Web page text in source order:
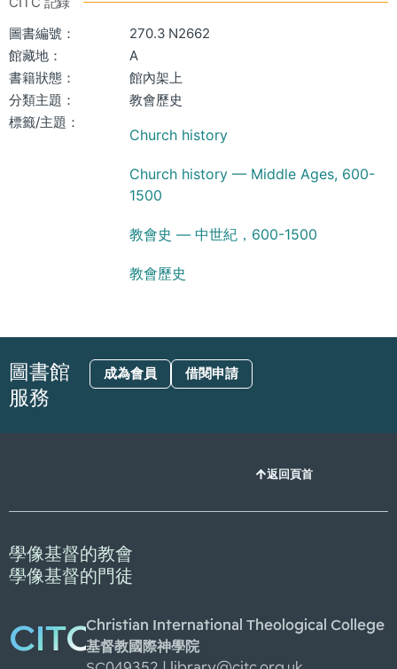
圖書編號：
270.3 N2662
館藏地：
A
書籍狀態：
館內架上
分類主題：
教會歷史
標籤/主題：
Church history
Church history — Middle Ages, 600-
1500
教會史 — 中世紀，600-1500
教會歷史
圖書館
服務
成為會員 借閱申請
返回頁首
學像基督的教會
學像基督的門徒
CITCChristian International Theological College
基督教國際神學院